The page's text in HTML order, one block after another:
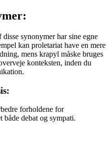
synonymer har sine egne
kan proletariat have en mere
mens krapyl måske bruges
konteksten, inden du
forholdene for
både debat og sympati.